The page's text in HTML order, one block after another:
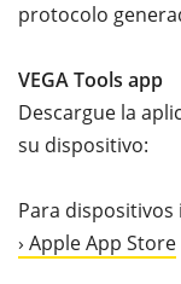
protocolo
VEGA Tools app
Descargue la
su dispositivo:
Para dispositivos
› Apple App Store